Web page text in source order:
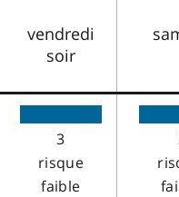
vendredi
soir
3
risque
faible